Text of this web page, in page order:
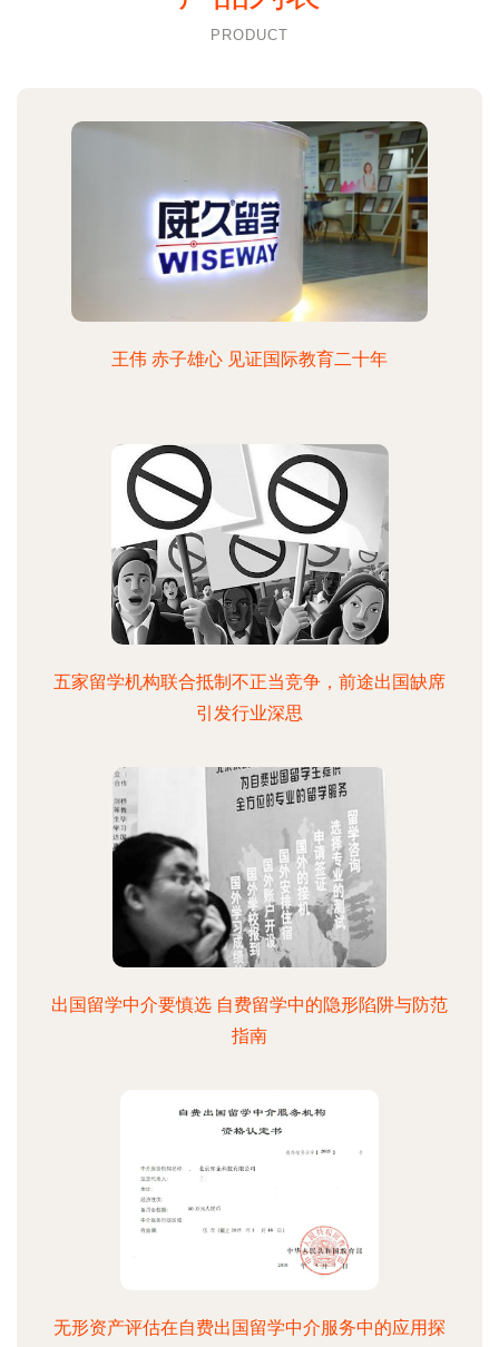
PRODUCT
王伟 赤子雄心 见证国际教育二十年
五家留学机构联合抵制不正当竞争，前途出国缺席
引发行业深思
出国留学中介要慎选 自费留学中的隐形陷阱与防范
指南
无形资产评估在自费出国留学中介服务中的应用探